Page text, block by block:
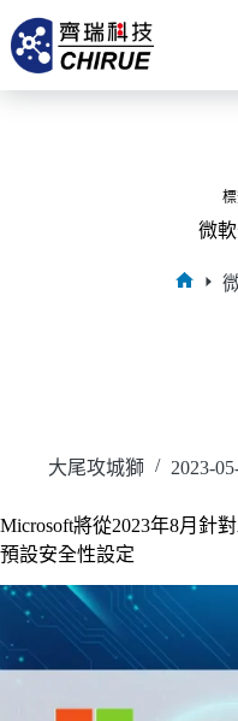
微
大尾攻城獅 2023-
Microsoft將從2023年8月針
預設安全性設定